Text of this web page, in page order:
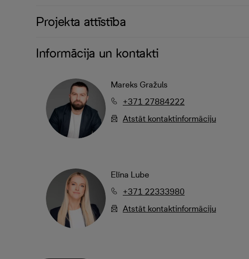
Projekta attīstība
Informācija un kontakti
Mareks Gražuls
+371 27884222
Atstāt kontaktinformāciju
Elīna Lube
+371 22333980
Atstāt kontaktinformāciju